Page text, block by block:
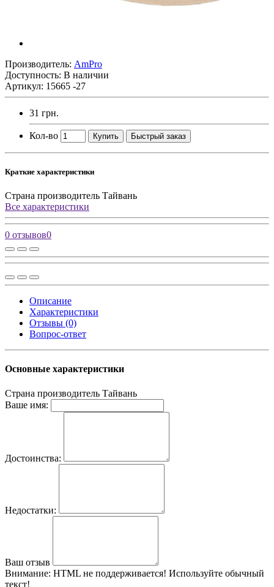
Производитель: AmPro
Доступность: В наличии
Артикул: 15665 -27
31 грн.
Кол-во Купить Быстрый заказ
Краткие характеристики
Страна производитель Тайвань
Все характеристики
0 отзывов0
Описание
Характеристики
Отзывы (0)
Вопрос-ответ
Основные характеристики
Страна производитель Тайвань
Ваше имя:
Достоинства:
Недостатки:
Ваш отзыв
Внимание: HTML не поддерживается! Используйте обычный
текст!